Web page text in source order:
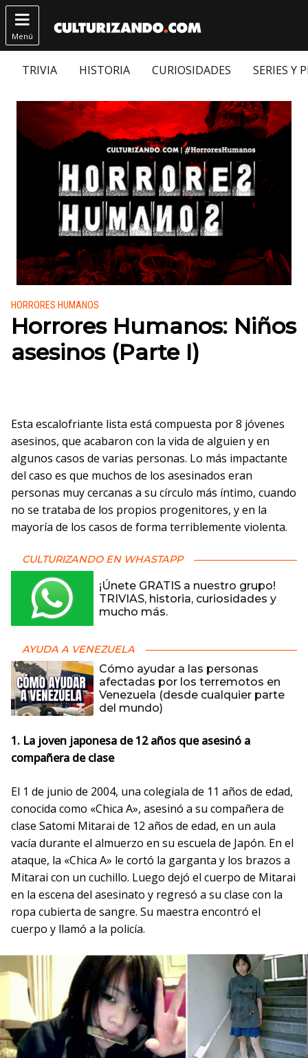

Menú
TRIVIA HISTORIA CURIOSIDADES SERIES Y
Publicado en:
HORRORES HUMANOS
Horrores Humanos: Niños
asesinos (Parte I)
Esta escalofriante lista está compuesta por 8 jóvenes
asesinos, que acabaron con la vida de alguien y en
algunos casos de varias personas. Lo más impactante
del caso es que muchos de los asesinados eran
personas muy cercanas a su círculo más íntimo, cuando
no se trataba de los propios progenitores, y en la
mayoría de los casos de forma terriblemente violenta.
CULTURIZANDO EN WHASTAPP
¡Únete GRATIS a nuestro grupo!
TRIVIAS, historia, curiosidades y
mucho más.
AYUDA A VENEZUELA
Cómo ayudar a las personas
afectadas por los terremotos en
Venezuela (desde cualquier parte
del mundo)
1. La joven japonesa de 12 años que asesinó a
compañera de clase
El 1 de junio de 2004, una colegiala de 11 años de edad,
conocida como «Chica A», asesinó a su compañera de
clase Satomi Mitarai de 12 años de edad, en un aula
vacía durante el almuerzo en su escuela de Japón. En el
ataque, la «Chica A» le cortó la garganta y los brazos a
Mitarai con un cuchillo. Luego dejó el cuerpo de Mitarai
en la escena del asesinato y regresó a su clase con la
ropa cubierta de sangre. Su maestra encontró el
cuerpo y llamó a la policía.